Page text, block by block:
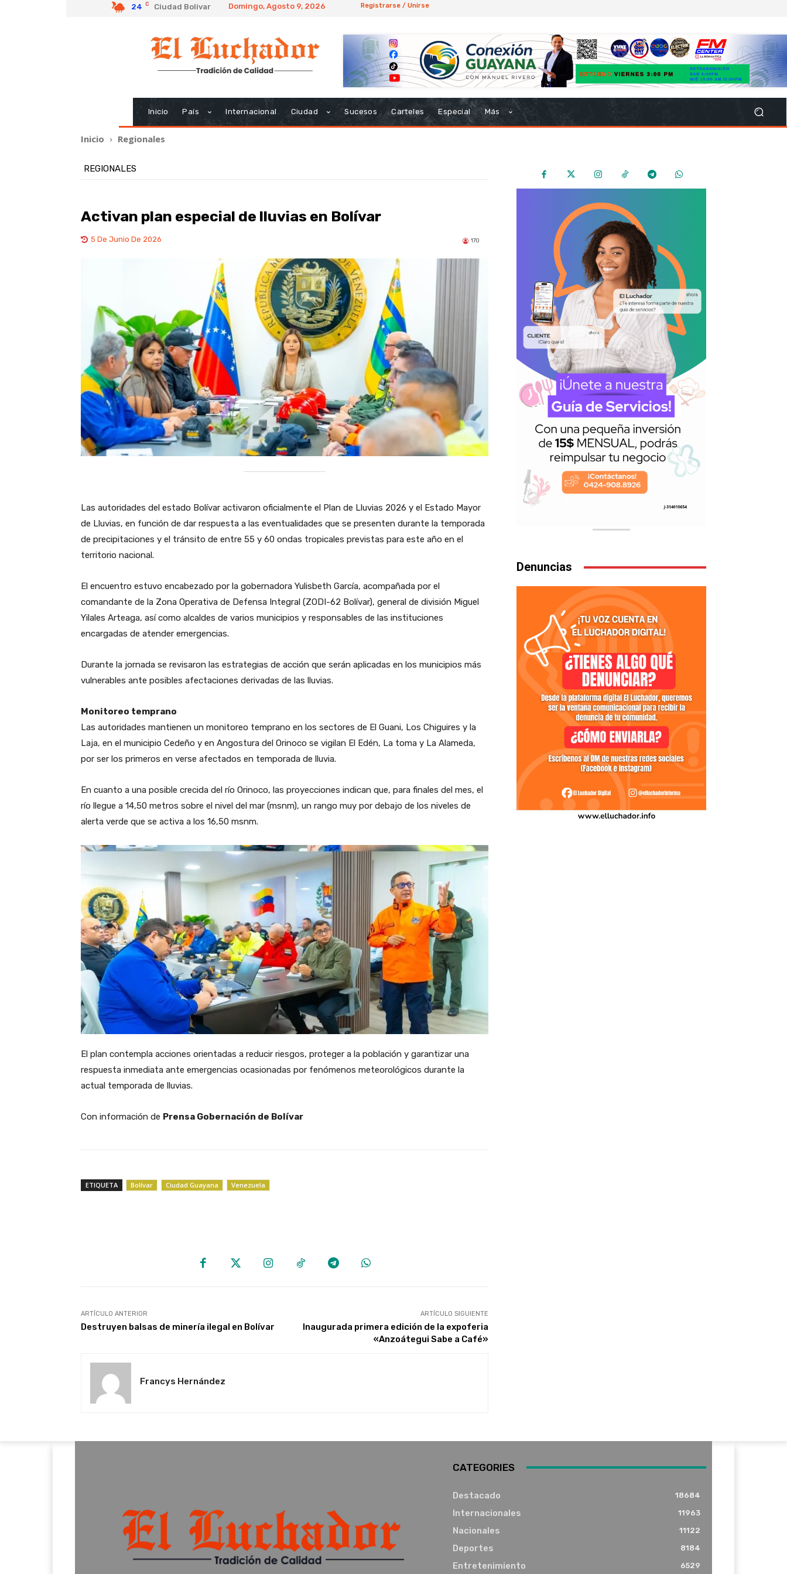
24 C Ciudad Bolivar Domingo, Agosto 9, 2026 Registrarse / Unirse
Inicio País Internacional Ciudad Sucesos Carteles Especial Más
Inicio Regionales
REGIONALES
Activan plan especial de lluvias en Bolívar
5 De Junio De 2026 170
Las autoridades del estado Bolívar activaron oficialmente el Plan de Lluvias 2026 y el Estado Mayor
de Lluvias, en función de dar respuesta a las eventualidades que se presenten durante la temporada
de precipitaciones y el tránsito de entre 55 y 60 ondas tropicales previstas para este año en el
territorio nacional.
El encuentro estuvo encabezado por la gobernadora Yulisbeth García, acompañada por el
comandante de la Zona Operativa de Defensa Integral (ZODI-62 Bolívar), general de división Miguel
Yilales Arteaga, así como alcaldes de varios municipios y responsables de las instituciones
encargadas de atender emergencias.
Durante la jornada se revisaron las estrategias de acción que serán aplicadas en los municipios más
vulnerables ante posibles afectaciones derivadas de las lluvias.
Monitoreo temprano
Las autoridades mantienen un monitoreo temprano en los sectores de El Guani, Los Chiguires y la
Laja, en el municipio Cedeño y en Angostura del Orinoco se vigilan El Edén, La toma y La Alameda,
por ser los primeros en verse afectados en temporada de lluvia.
En cuanto a una posible crecida del río Orinoco, las proyecciones indican que, para finales del mes, el
río llegue a 14,50 metros sobre el nivel del mar (msnm), un rango muy por debajo de los niveles de
alerta verde que se activa a los 16,50 msnm.
El plan contempla acciones orientadas a reducir riesgos, proteger a la población y garantizar una
respuesta inmediata ante emergencias ocasionadas por fenómenos meteorológicos durante la
actual temporada de lluvias.
Con información de Prensa Gobernación de Bolívar
ETIQUETA Bolívar Ciudad Guayana Venezuela
ARTÍCULO ANTERIOR
Destruyen balsas de minería ilegal en Bolívar
ARTÍCULO SIGUIENTE
Inaugurada primera edición de la expoferia
«Anzoátegui Sabe a Café»
Francys Hernández
Denuncias
CATEGORIES
Destacado 18684
Internacionales 11963
Nacionales 11122
Deportes 8184
Entretenimiento 6529